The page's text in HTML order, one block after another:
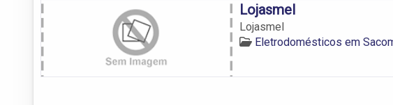
Lojasmel
Lojasmel
Eletrodomésticos em